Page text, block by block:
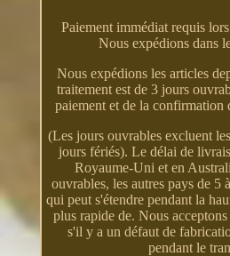
Paiement immédiat requis
Nous expédions dans
Nous expédions les articles
traitement est de 3 jours
paiement et de la confirmation
(Les jours ouvrables excluent
jours fériés). Le délai de
Royaume-Uni et en
ouvrables, les autres pays de 5
qui peut s'étendre pendant la
plus rapide de. Nous
s'il y a un défaut de
pendant le